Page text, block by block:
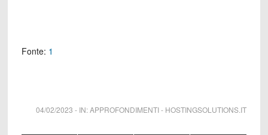
Fonte: 1
04/02/2023 - IN:APPROFONDIMENTI- HOSTINGSOLUTIONS.IT